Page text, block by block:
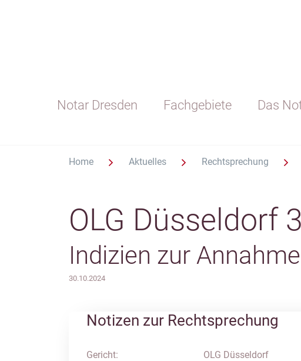
Notar Dresden Fachgebiete Das
Home Aktuelles Rechtsprechung
OLG Düsseldorf
Indizien zur
30.10.2024
Notizen zur Rechtsprechung
Gericht:
OLG Düsseldorf